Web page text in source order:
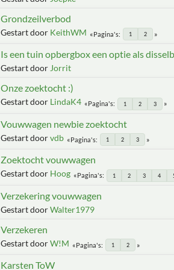
Grondzeilverbod
Gestart door KeithWM Pagina's 1 2
Is een tuin opbergbox een optie als
Gestart door Jorrit
Onze zoektocht :)
Gestart door LindaK4 Pagina's 1 2 3
Vouwwagen newbie zoektocht
Gestart doorvdb Pagina's 1 2 3
Zoektocht vouwwagen
Gestart door Hoog Pagina's 1 2 3 4
Verzekering vouwwagen
Gestart doorWalter1979
Verzekeren
Gestart doorW!M Pagina's 1 2
Karsten ToW